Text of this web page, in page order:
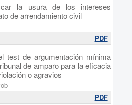
la usura de los intereses
de arrendamiento civil
PDF
test de argumentación mínima
de amparo para la eficacia
o agravios
PDF